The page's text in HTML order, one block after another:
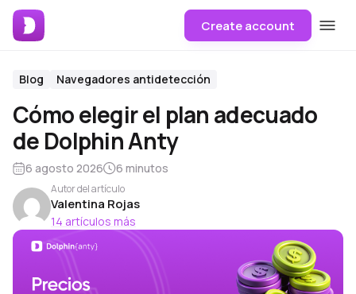
Create account
Blog Navegadores antidetección
Cómo elegir el plan adecuado
de Dolphin Anty
6 agosto 2026 6 minutos
Autor del artículo
Valentina Rojas
14 artículos más